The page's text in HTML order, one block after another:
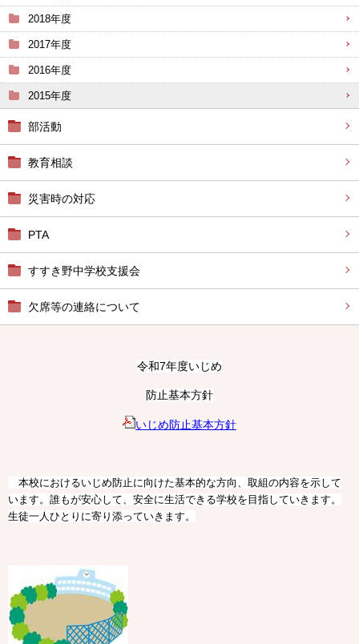
2018年度
2017年度
2016年度
2015年度
部活動
教育相談
災害時の対応
PTA
すすき野中学校支援会
欠席等の連絡について
令和7年度いじめ
防止基本方針
いじめ防止基本方針
本校におけるいじめ防止に向けた基本的な方向、取組の内容を示して
います。誰もが安心して、安全に生活できる学校を目指していきます。
生徒一人ひとりに寄り添っていきます。